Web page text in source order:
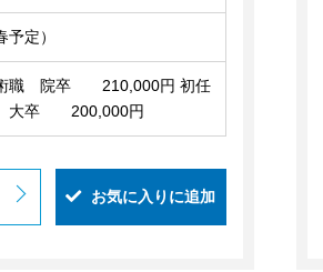
定）
職 院卒 210,000円 初任
大卒 200,000円
お気に入りに追加